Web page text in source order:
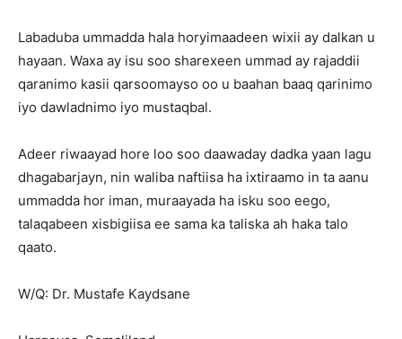
Labaduba ummadda hala horyimaadeen wixii ay dalkan u
hayaan. Waxa ay isu soo sharexeen ummad ay rajaddii
qaranimo kasii qarsoomayso oo u baahan baaq qarinimo
iyo dawladnimo iyo mustaqbal.
Adeer riwaayad hore loo soo daawaday dadka yaan lagu
dhagabarjayn, nin waliba naftiisa ha ixtiraamo in ta aanu
ummadda hor iman, muraayada ha isku soo eego,
talaqabeen xisbigiisa ee sama ka taliska ah haka talo
qaato.
W/Q: Dr. Mustafe Kaydsane